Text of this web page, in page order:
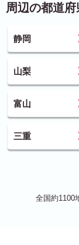
周辺の都道府
静岡
山梨
富山
三重
全国約1100